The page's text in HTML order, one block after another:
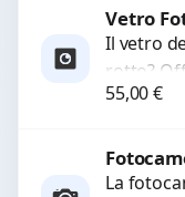
qualità...
Vetro
Il vetro
rotto?
ricambi
55,00€
La